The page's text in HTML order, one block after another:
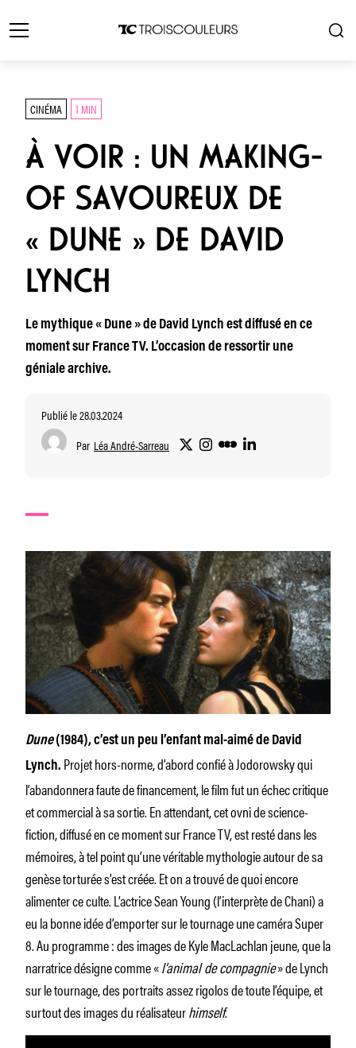
CINÉMA 1 MIN
À VOIR : UN MAKING-
OF SAVOUREUX DE
« DUNE » DE DAVID
LYNCH
Le mythique « Dune » de David Lynch est diffusé en ce
moment sur France TV. L’occasion de ressortir une
géniale archive.
Publié le 28.03.2024
Par Léa André-Sarreau
Dune(1984), c’est un peu l’enfant mal-aimé de David
Lynch. Projet hors-norme, d’abord confié à Jodorowsky qui
l’abandonnera faute de financement, le film fut un échec critique
et commercial à sa sortie. En attendant, cet ovni de science-
fiction, diffusé en ce moment sur France TV, est resté dans les
mémoires, à tel point qu’une véritable mythologie autour de sa
genèse torturée s’est créée. Et on a trouvé de quoi encore
alimenter ce culte. L’actrice Sean Young (l’interprète de Chani) a
eu la bonne idée d’emporter sur le tournage une caméra Super
8. Au programme : des images de Kyle MacLachlan jeune, que la
narratrice désigne comme «l’animal de compagnie» de Lynch
sur le tournage, des portraits assez rigolos de toute l’équipe, et
surtout des images du réalisateurhimself.